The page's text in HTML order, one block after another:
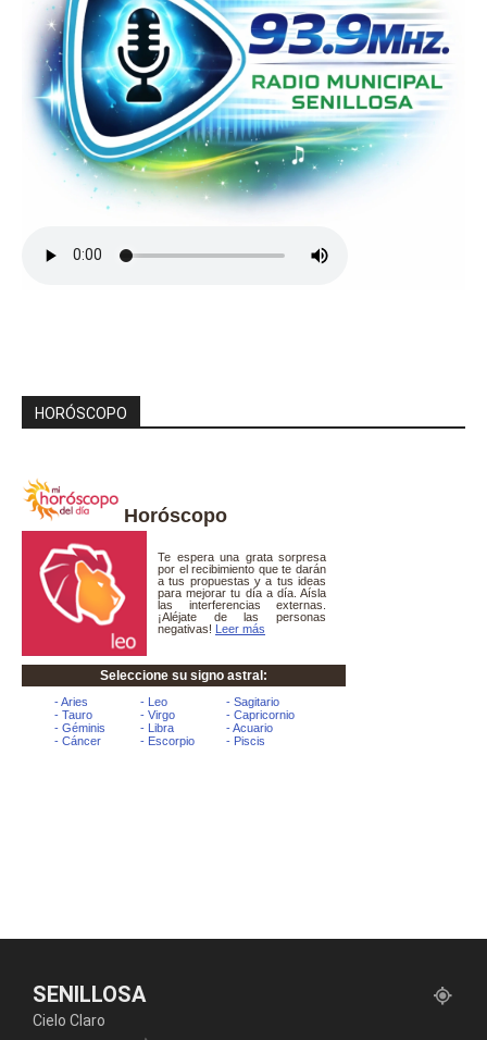
HORÓSCOPO
Horóscopo
SENILLOSA
Cielo Claro